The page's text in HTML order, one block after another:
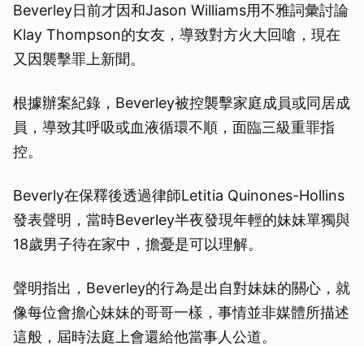
Beverley日前才因和Jason Williams用不雅詞彙討論
Klay Thompson的女友，導致對方火大回嗆，現在
又因襲擊罪上新聞。
根據辦案紀錄，Beverley被控襲擊家庭成員或同居成
員，導致其呼吸或血液循環不順，面臨三級重罪指
控。
Beverly在保釋後透過律師Letitia Quinones-Hollins
發表聲明，當時Beverley半夜發現年輕的妹妹單獨與
18歲男子待在家中，擔憂是可以理解。
聲明指出，Beverley的行為是出自對妹妹的關心，就
像每位會擔心妹妹的哥哥一樣，事情並非媒體所描述
這般，屆時法庭上會還給他當事人公道。